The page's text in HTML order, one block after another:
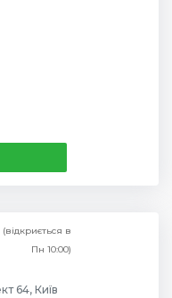
(відкриється в
Пн 10:00)
Повіртрофлотский проспект 64, Київ